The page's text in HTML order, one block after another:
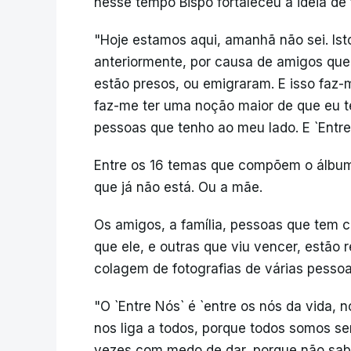
"Hoje estamos aqui, amanhã não sei.
anteriormente, por causa de amigos
estão presos, ou emigraram. E isso
faz-me ter uma noção maior de que eu
pessoas que tenho ao meu lado. E
Entre os 16 temas que compõem o
que já não está. Ou a mãe.
Os amigos, a família, pessoas que tem
que ele, e outras que viu vencer, estão
colagem de fotografias de várias
"O `Entre Nós` é `entre os nós da vida,
nos liga a todos, porque todos somos